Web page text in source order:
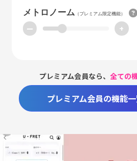
メトロノーム （プレミアム限定機能）
ー +
プレミアム会員なら、全ての
プレミアム会員の機能